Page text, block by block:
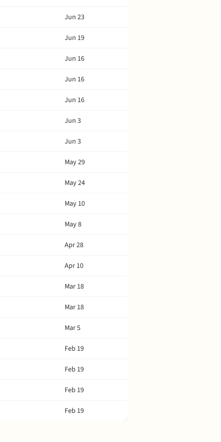
Jun 23
Jun 19
Jun 16
Jun 16
Jun 16
Jun 3
Jun 3
May 29
May 24
May 10
May 8
Apr 28
Apr 10
Mar 18
Mar 18
Mar 5
Feb 19
Feb 19
Feb 19
Feb 19